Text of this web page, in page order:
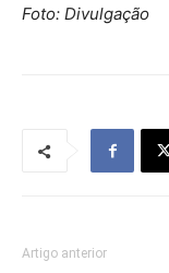
Foto: Divulgação
Artigo anterior